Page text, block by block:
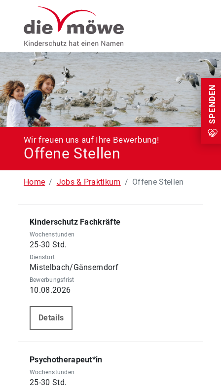
Weiter zum Inhalt
SPENDEN
Offene Stellen
Wir freuen uns auf Ihre Bewerbung!
Home Jobs & Praktikum Offene Stellen
Kinderschutz Fachkräfte
Wochenstunden
25-30 Std.
Dienstort
Mistelbach/Gänserndorf
Bewerbungsfrist
10.08.2026
Details
Psychotherapeut*in
Wochenstunden
25-30 Std.